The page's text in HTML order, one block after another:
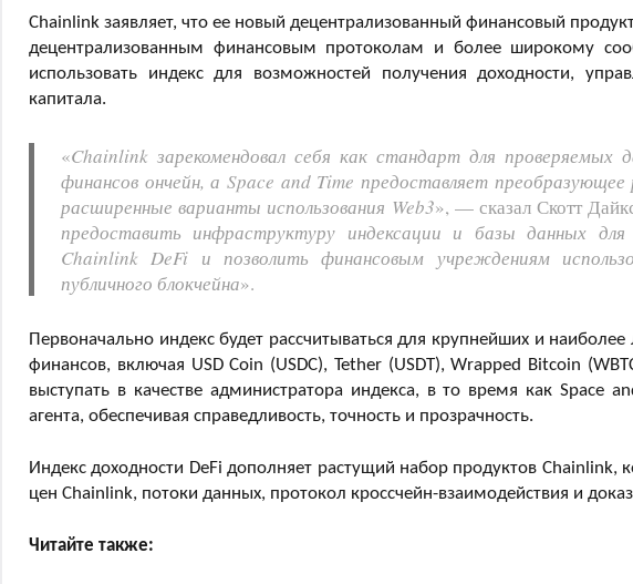
Chainlink заявляет, что ее новый децентрализованный финансовый
децентрализованным финансовым протоколам и более широкому
использовать индекс для возможностей получения доходности,
капитала.
«Chainlink зарекомендовал себя как стандарт для
финансов ончейн, а Space and Time предоставляет
расширенные варианты использования Web3», — сказал Скотт
предоставить инфраструктуру индексации и базы данных
Chainlink DeFi и позволить финансовым учреждениям
публичного блокчейна».
Первоначально индекс будет рассчитываться для крупнейших и
финансов, включая USD Coin (USDC), Tether (USDT), Wrapped Bitcoin
выступать в качестве администратора индекса, в то время как Space
агента, обеспечивая справедливость, точность и прозрачность.
Индекс доходности DeFi дополняет растущий набор продуктов Chainlink,
цен Chainlink, потоки данных, протокол кроссчейн-взаимодействия и
Читайте также: